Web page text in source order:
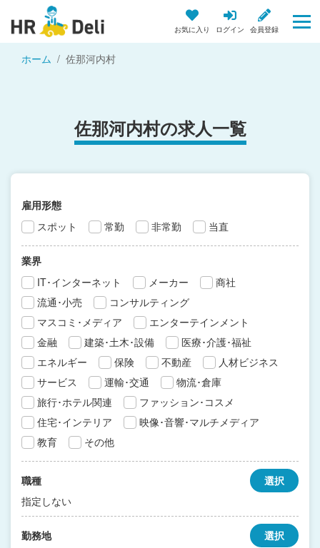
お気に入り ログイン 会員登録
ホーム 佐那河内村
佐那河内村の求人一覧
雇用形態
スポット
常勤 非常勤 当直
業界
IT･インターネット
メーカー
商社
流通･小売
コンサルティング
マスコミ･メディア
エンターテインメント
金融
建築･土木･設備
医療･介護･福祉
エネルギー
保険 不動産
人材ビジネス
サービス
運輸･交通
物流･倉庫
旅行･ホテル関連
ファッション･コスメ
住宅･インテリア
映像･音響･マルチメディア
教育
その他
職種
指定しない
選択
勤務地
選択